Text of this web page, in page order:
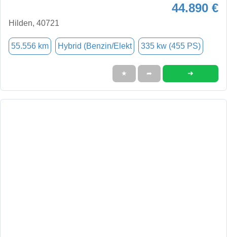
44.890 €
Hilden, 40721
55.556 km Hybrid (Benzin/Elekt 335 kw (455 PS)
★ ➦ ➜